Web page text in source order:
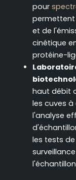
pour
permettent
et de
cinétique
protéine-
haut débit
les cuves
l'analyse
les tests